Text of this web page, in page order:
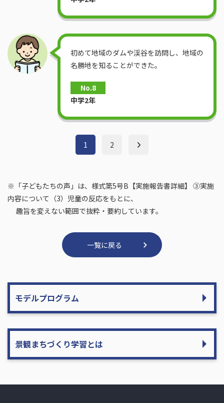
初めて地域のダムや渓谷を訪問し、地域の
名勝地を知ることができた。
No.8
中学2年
1 2
※「子どもたちの声」は、様式第5号B【実施報告書詳細】 ③実施
内容について（3）児童の反応をもとに、
趣旨を変えない範囲で抜粋・要約しています。
一覧に戻る
モデルプログラム
景観まちづくり学習とは